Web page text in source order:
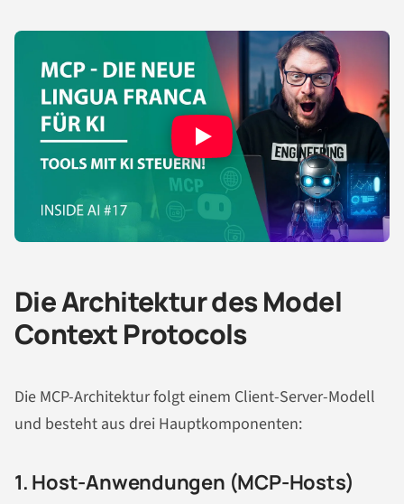
Die Architektur des Model
Context Protocols
Die MCP-Architektur folgt einem Client-Server-Modell
und besteht aus drei Hauptkomponenten:
1. Host-Anwendungen (MCP-Hosts)